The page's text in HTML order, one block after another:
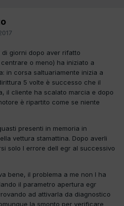
giorni dopo aver rifatto
o meno) ha iniziato a
in corsa saltuariamente inizia a
5 volte è successo che il
il cliente ha scalato marcia e dopo
è ripartito come se niente
presenti in memoria in
vettura stamattina. Dopo averli
solo l errore dell egr al successivo
bene, il problema a me non l ha
il parametro apertura egr
ad attivarla da diagnostico
la smonto per verificare